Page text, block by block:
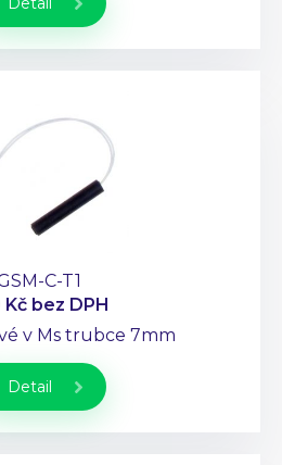
C-T1
Kč bez DPH
v Ms trubce 7mm
Detail